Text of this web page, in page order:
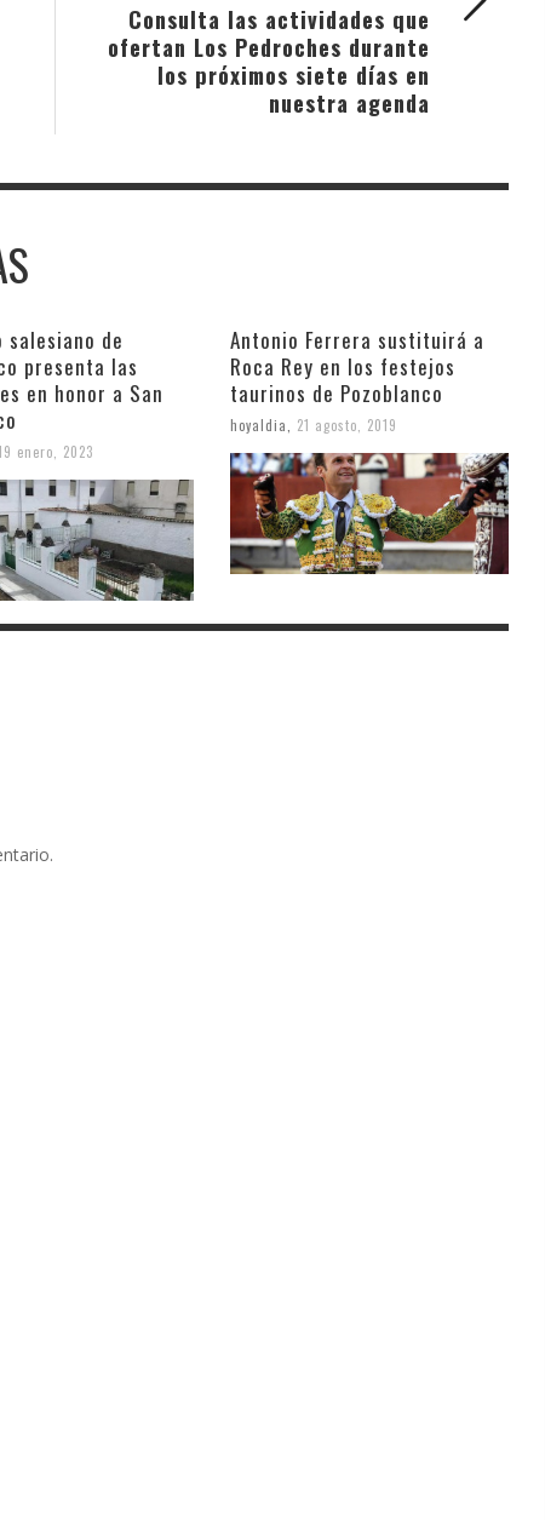
Consulta las actividades que
ofertan Los Pedroches durante
los próximos siete días en
nuestra agenda
salesiano de
presenta las
en honor a San
enero, 2023
Antonio Ferrera sustituirá a
Roca Rey en los festejos
taurinos de Pozoblanco
hoyaldia 21 agosto, 2019